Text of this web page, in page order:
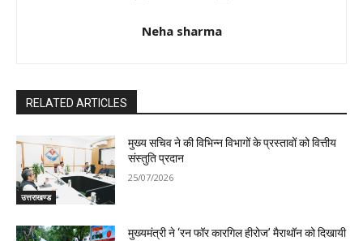
Neha sharma
RELATED ARTICLES
उत्तराखण्ड
मुख्य सचिव ने की विभिन्न विभागों के प्रस्तावों को वित्तीय
संस्तुति प्रदान
25/07/2026
मुख्यमंत्री ने ‘रन फॉर कारगिल हीरोज’ मैराथॉन को दिखायी